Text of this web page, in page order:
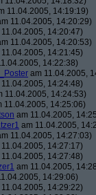
11.04.2005, 14:19:19)
11.04.2005, 14:20:29)
14:20:47)
11.04.2005, 14:20:53)
14:21:45)
14:22:38)
am 11.04.2005,
14:24:48)
11.04.2005, 14:24:53)
11.04.2005, 14:25:06)
am 11.04.2005,
am 11.04.2005,
11.04.2005, 14:27:03)
14:27:17)
14:27:48)
am 11.04.2005,
14:29:06)
14:29:22)